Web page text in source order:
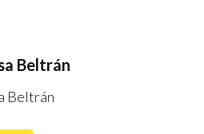
Beltrán
Beltrán